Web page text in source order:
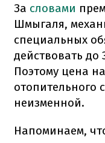
За словами
Шмыгаля,
специальных
действовать до
Поэтому цена
отопительного
неизменной.
Напоминаем,